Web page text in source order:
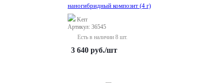
наногибридный композит (4 г)
Kerr
Артикул: 36545
Есть в наличии 8 шт.
3 640 руб./шт